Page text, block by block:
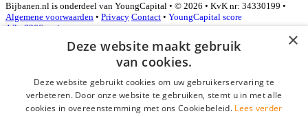
Bijbanen.nl is onderdeel van YoungCapital • © 2026 • KvK nr: 34330199 •
Algemene voorwaarden • Privacy Contact • YoungCapital score
4.3 - 3366 reviews
Inloggen als bedrijf
*
×
Deze website maakt gebruik
van cookies.
Deze website gebruikt cookies om uw gebruikerservaring te
verbeteren. Door onze website te gebruiken, stemt u in met alle
cookies in overeenstemming met ons Cookiebeleid. Lees verder